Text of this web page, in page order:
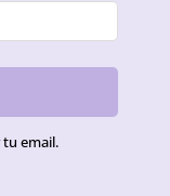
tu email.